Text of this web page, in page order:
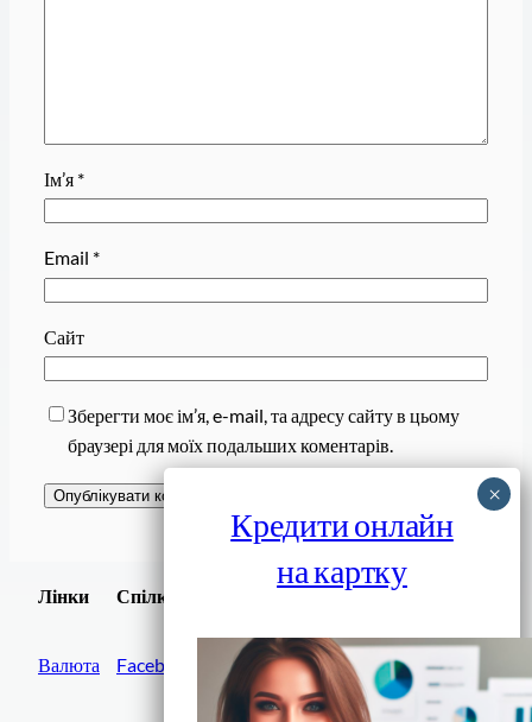
Ім’я *
Email *
Сайт
Зберегти моє ім’я, e-mail, та адресу сайту в цьому
браузері для моїх подальших коментарів.
Лінки
Валюта
Спілки
Facebook
Завантажити
Кредити онлайн
на картку